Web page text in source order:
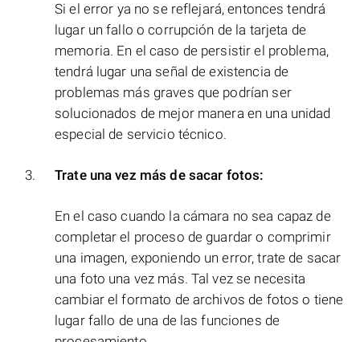
Si el error ya no se reflejará, entonces tendrá
lugar un fallo o corrupción de la tarjeta de
memoria. En el caso de persistir el problema,
tendrá lugar una señal de existencia de
problemas más graves que podrían ser
solucionados de mejor manera en una unidad
especial de servicio técnico.
Trate una vez más de sacar fotos:
En el caso cuando la cámara no sea capaz de
completar el proceso de guardar o comprimir
una imagen, exponiendo un error, trate de sacar
una foto una vez más. Tal vez se necesita
cambiar el formato de archivos de fotos o tiene
lugar fallo de una de las funciones de